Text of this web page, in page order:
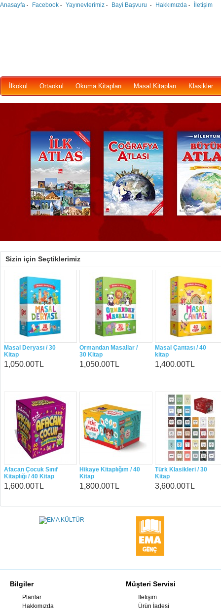
Anasayfa - Facebook - Yayınevlerimiz - Bayi Başvuru - Hakkımızda - İletişim
İlkokul Ortaokul Okuma Kitapları Masal Kitapları Klasikler
Sizin için Seçtiklerimiz
Masal Deryası / 30
Kitap
1,050.00TL
Ormandan Masallar /
30 Kitap
1,050.00TL
Masal Çantası / 40
kitap
1,400.00TL
Afacan Çocuk Sınıf
Kitaplığı / 40 Kitap
1,600.00TL
Hikaye Kitaplığım / 40
Kitap
1,800.00TL
Türk Klasikleri / 30
Kitap
3,600.00TL
Bilgiler
Planlar
Hakkımızda
Müşteri Servisi
İletişim
Ürün İadesi